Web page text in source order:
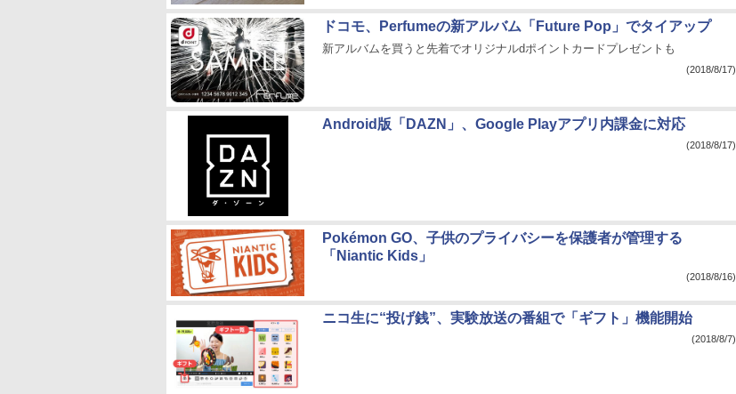
ドコモ、Perfumeの新アルバム「Future Pop」でタイアップ
新アルバムを買うと先着でオリジナルdポイントカードプレゼントも
(2018/8/17)
Android版「DAZN」、Google Playアプリ内課金に対応
(2018/8/17)
Pokémon GO、子供のプライバシーを保護者が管理する
「Niantic Kids」
(2018/8/16)
ニコ生に“投げ銭”、実験放送の番組で「ギフト」機能開始
(2018/8/7)